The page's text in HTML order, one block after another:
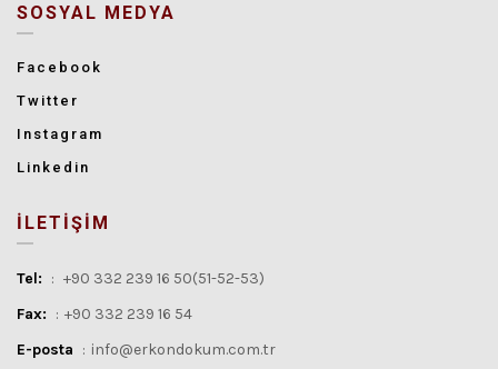
SOSYAL MEDYA
Facebook
Twitter
Instagram
Linkedin
İLETİŞİM
Tel: : +90 332 239 16 50(51-52-53)
Fax: : +90 332 239 16 54
E-posta : info@erkondokum.com.tr